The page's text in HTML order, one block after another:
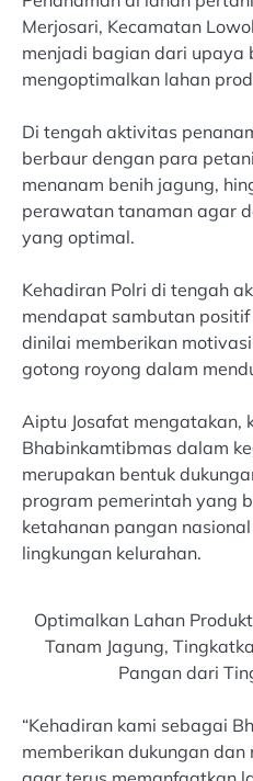
Merjosari, Kecamatan
menjadi bagian dari upaya
mengoptimalkan lahan
Di tengah aktivitas
berbaur dengan para
menanam benih jagung,
perawatan tanaman agar
yang optimal.
Kehadiran Polri di tengah
mendapat sambutan
dinilai memberikan
gotong royong dalam
Aiptu Josafat mengatakan,
Bhabinkamtibmas dalam
merupakan bentuk
program pemerintah yang
ketahanan pangan
lingkungan kelurahan.
Optimalkan Lahan
Tanam Jagung,
Pangan dari
“Kehadiran kami sebagai
memberikan dukungan